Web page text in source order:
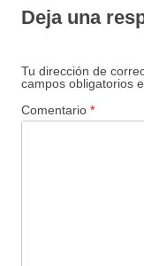
Deja una
Tu dirección de
campos obligatorios
Comentario *